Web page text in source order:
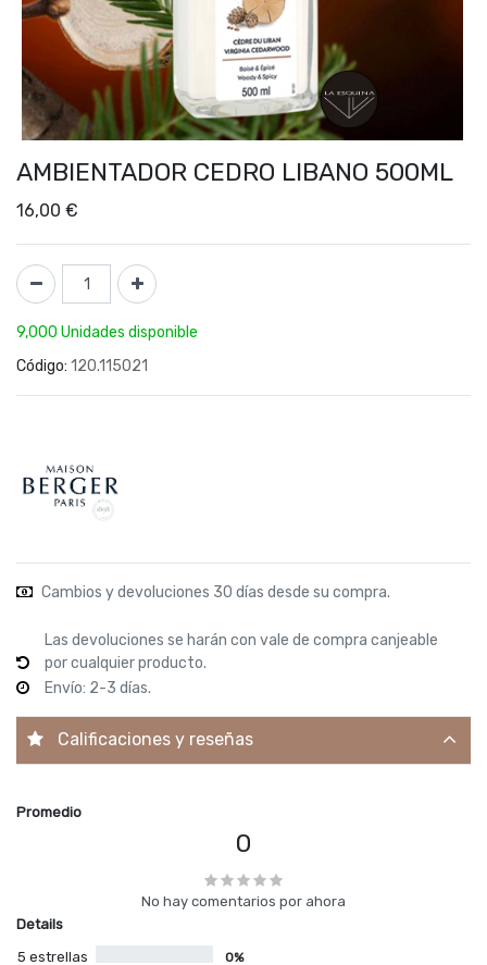
AMBIENTADOR CEDRO LIBANO 500ML
16,00 €
9,000 Unidades disponible
Código: 120.115021
Cambios y devoluciones 30 días desde su compra.
Las devoluciones se harán con vale de compra canjeable
por cualquier producto.
Envío: 2-3 días.
Calificaciones y reseñas
Promedio
0
No hay comentarios por ahora
Details
5 estrellas
0%